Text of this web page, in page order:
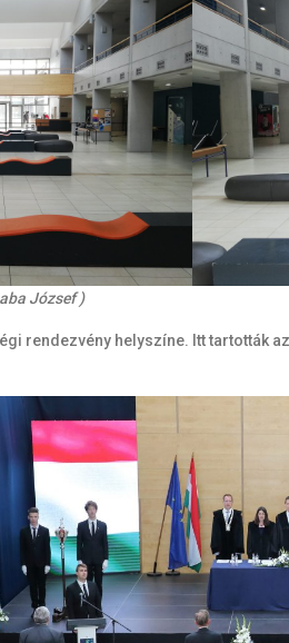
József )
rendezvény helyszíne. Itt tartották